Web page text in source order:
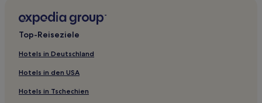
Panda-Ri Hotels
Hotels nahe Omokdae und Imokdae
Jeonju Hotels
Hoeguryong Hotels
Hasuhang Hotels
Top-Reiseziele
Hotels in Deutschland
Hotels in den USA
Hotels in Tschechien